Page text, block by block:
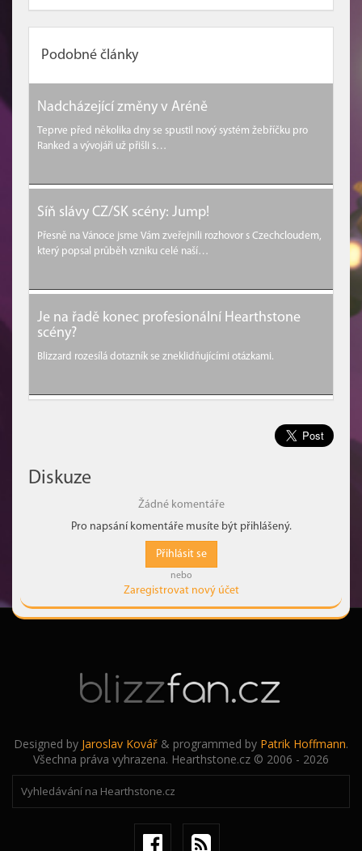
Podobné články
Nadcházející změny v Aréně
Teprve před několika dny se spustil nový systém žebříčku pro
Ranked a vývojáři už přišli s…
Síň slávy CZ/SK scény: Jump!
Přesně na Vánoce jsme Vám zveřejnili rozhovor s Czechcloudem,
který popsal průběh vzniku celé naší…
Je na řadě konec profesionální Hearthstone
scény?
Blizzard rozesílá dotazník se zneklidňujícími otázkami.
Diskuze
Žádné komentáře
Pro napsání komentáře musíte být přihlášený.
Přihlásit se
nebo
Zaregistrovat nový účet
Designed by Jaroslav Kovář & programmed by Patrik Hoffmann.
Všechna práva vyhrazena. Hearthstone.cz © 2006 - 2026